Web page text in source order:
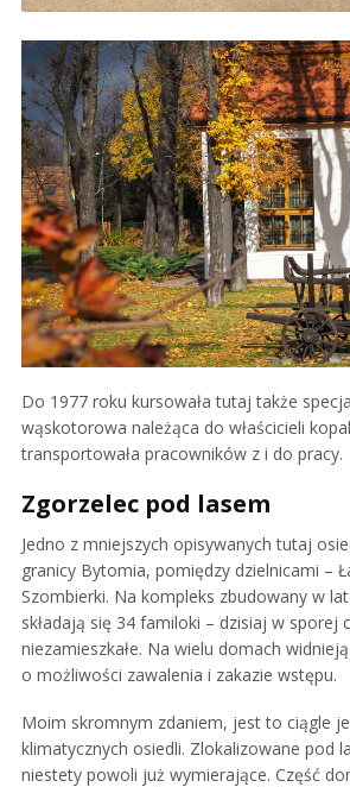
Do 1977 roku kursowała tutaj także
wąskotorowa należąca do właścicieli
transportowała pracowników z i do pracy.
Zgorzelec pod lasem
Jedno z mniejszych opisywanych tutaj
granicy Bytomia, pomiędzy dzielnicami –
Szombierki. Na kompleks zbudowany w
składają się 34 familoki – dzisiaj w sporej
niezamieszkałe. Na wielu domach
o możliwości zawalenia i zakazie wstępu.
Moim skromnym zdaniem, jest to ciągle
klimatycznych osiedli. Zlokalizowane pod
niestety powoli już wymierające. Część